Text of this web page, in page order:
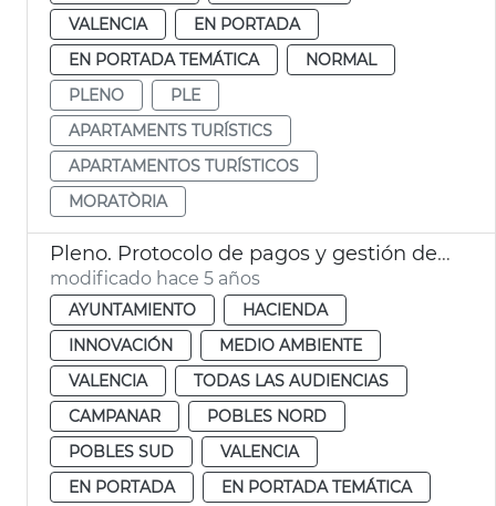
VALENCIA
EN PORTADA
EN PORTADA TEMÁTICA
NORMAL
PLENO
PLE
APARTAMENTS TURÍSTICS
APARTAMENTOS TURÍSTICOS
MORATÒRIA
Pleno. Protocolo de pagos y gestión de proveedores
modificado hace 5 años
AYUNTAMIENTO
HACIENDA
INNOVACIÓN
MEDIO AMBIENTE
VALENCIA
TODAS LAS AUDIENCIAS
CAMPANAR
POBLES NORD
POBLES SUD
VALENCIA
EN PORTADA
EN PORTADA TEMÁTICA